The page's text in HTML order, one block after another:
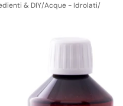
& DIY/Acque - Idrolati/